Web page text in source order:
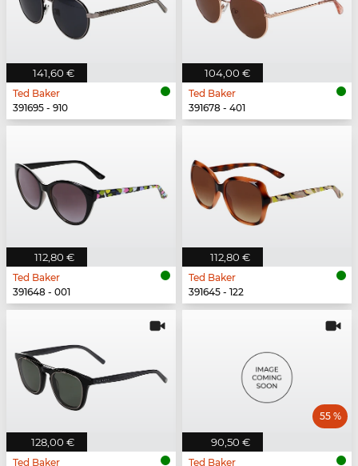
141,60 €
Ted Baker
391695 - 910
104,00 €
Ted Baker
391678 - 401
112,80 €
Ted Baker
391648 - 001
112,80 €
Ted Baker
391645 - 122
128,00 €
Ted Baker
90,50 €
55 %
Ted Baker